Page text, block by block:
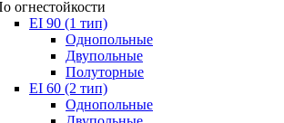
огнестойкости
EI 90 (1 тип)
Однопольные
Двупольные
Полуторные
EI 60 (2 тип)
Однопольные